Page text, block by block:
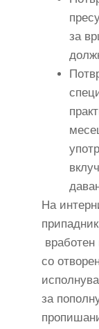
за
На
со
за